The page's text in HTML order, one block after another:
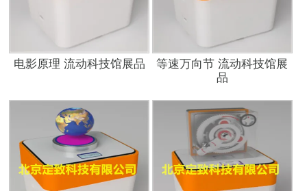
电影原理 流动科技馆展品
等速万向节 流动科技馆展
品